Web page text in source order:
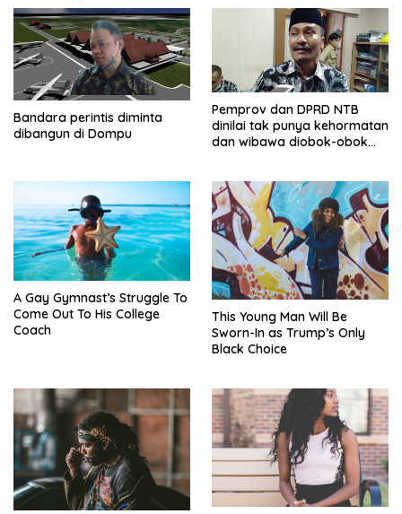
Bandara perintis diminta
dibangun di Dompu
Pemprov dan DPRD NTB
dinilai tak punya kehormatan
dan wibawa diobok-obok
A Gay Gymnast’s Struggle To
Come Out To His College
Coach
This Young Man Will Be
Sworn-In as Trump’s Only
Black Choice